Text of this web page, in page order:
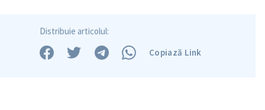
Distribuie articolul:
Copiază Link